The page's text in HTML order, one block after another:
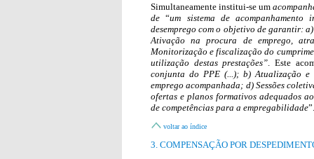
Simultaneamente institui-se um
de “um sistema de
desemprego com o objetivo de garantir:
Ativação na procura de emprego,
Monitorização e fiscalização do
utilização destas prestações”
Este
conjunta do PPE (...); b) Atualização
emprego acompanhada; d) Sessões
ofertas e planos formativos adequados
de competências para a empregabilidade”.
voltar ao índice
3. COMPENSAÇÃO POR